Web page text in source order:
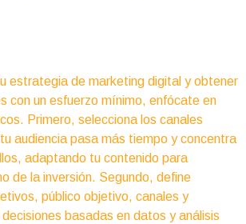
estrategia de marketing digital y obtener
con un esfuerzo mínimo, enfócate en
Primero, selecciona los canales
audiencia pasa más tiempo y concentra
adaptando tu contenido para
de la inversión. Segundo, define
público objetivo, canales y
basadas en datos y análisis